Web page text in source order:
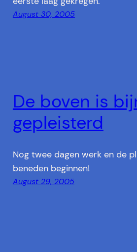
August 30, 2005
De boven is
gepleisterd
Nog twee dagen werk en de
beneden beginnen!
August 29, 2005